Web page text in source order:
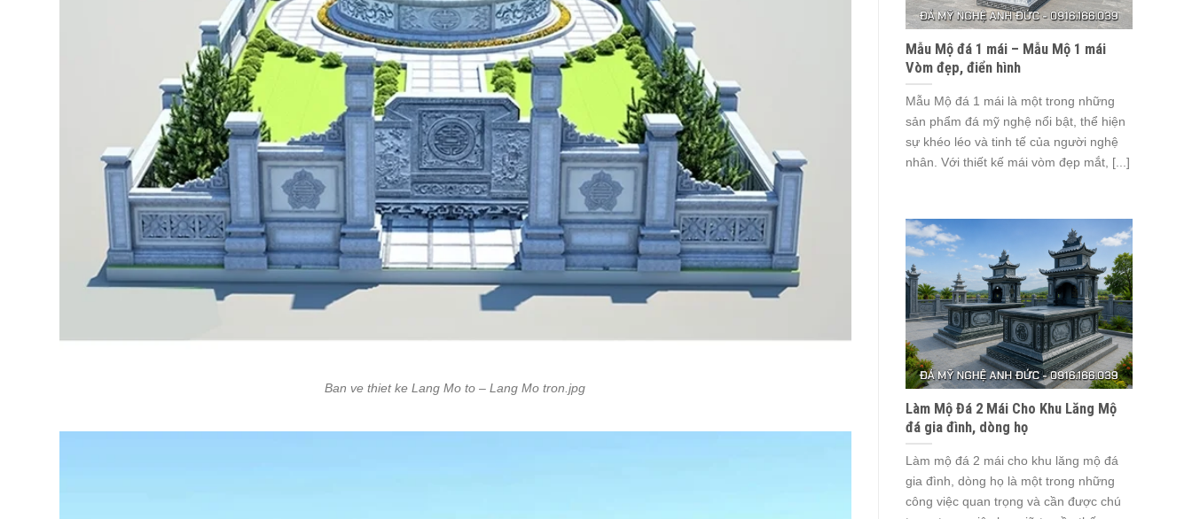
Ban ve thiet ke Lang Mo to – Lang Mo tron.jpg
Mẫu Mộ đá 1 mái – Mẫu Mộ 1 mái
Vòm đẹp, điển hình
Mẫu Mộ đá 1 mái là một trong những
sản phẩm đá mỹ nghệ nổi bật, thể hiện
sự khéo léo và tinh tế của người nghệ
nhân. Với thiết kế mái vòm đẹp mắt, [...]
Làm Mộ Đá 2 Mái Cho Khu Lăng Mộ
đá gia đình, dòng họ
Làm mộ đá 2 mái cho khu lăng mộ đá
gia đình, dòng họ là một trong những
công việc quan trọng và cần được chú